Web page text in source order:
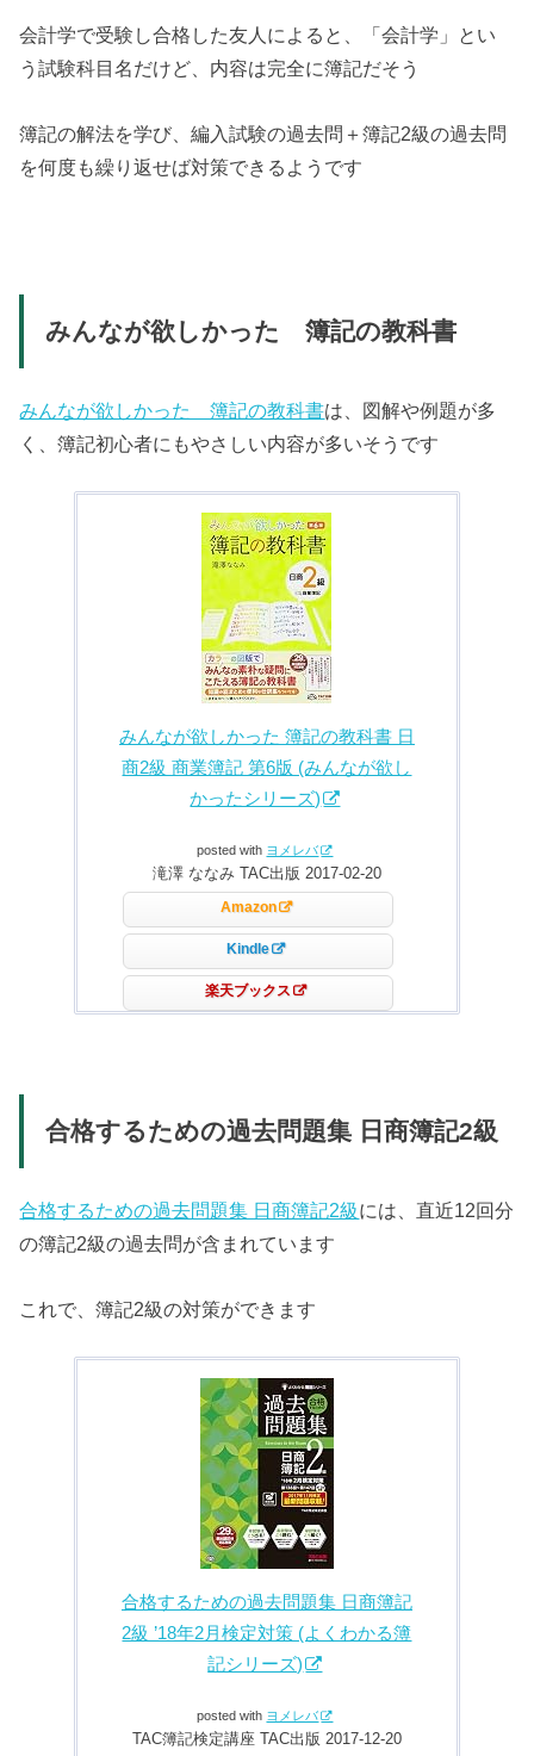
会計学で受験し合格した友人によると、「会計学」とい
う試験科目名だけど、内容は完全に簿記だそう
簿記の解法を学び、編入試験の過去問＋簿記2級の過去問
を何度も繰り返せば対策できるようです
みんなが欲しかった 簿記の教科書
みんなが欲しかった 簿記の教科書は、図解や例題が多
く、簿記初心者にもやさしい内容が多いそうです
みんなが欲しかった 簿記の教科書 日
商2級 商業簿記 第6版 (みんなが欲し
かったシリーズ)
posted with ヨメレバ
滝澤 ななみ TAC出版 2017-02-20
Amazon
Kindle
楽天ブックス
合格するための過去問題集 日商簿記2級
合格するための過去問題集 日商簿記2級には、直近12回分
の簿記2級の過去問が含まれています
これで、簿記2級の対策ができます
合格するための過去問題集 日商簿記
2級 ’18年2月検定対策 (よくわかる簿
記シリーズ)
posted with ヨメレバ
TAC簿記検定講座 TAC出版 2017-12-20